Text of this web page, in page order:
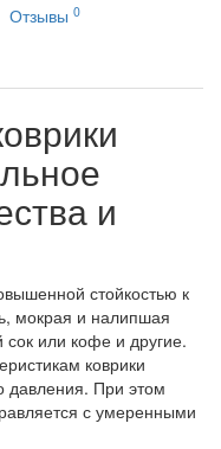
Отзывы 0
и
стойкостью к
мокрая и налипшая
сок или кофе и другие.
коврики
давления. При этом
с умеренными